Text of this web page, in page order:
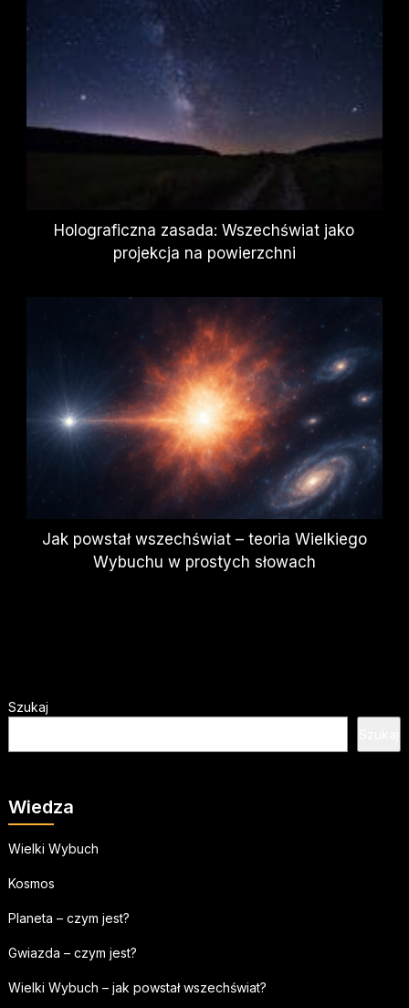
Holograficzna zasada: Wszechświat jako
projekcja na powierzchni
Jak powstał wszechświat – teoria Wielkiego
Wybuchu w prostych słowach
Szukaj
Wiedza
Wielki Wybuch
Kosmos
Planeta – czym jest?
Gwiazda – czym jest?
Wielki Wybuch – jak powstał wszechświat?